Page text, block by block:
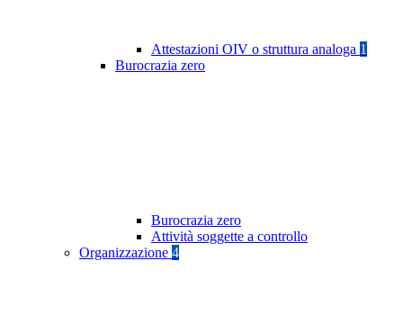
Attestazioni OIV o struttura analoga 1
Burocrazia zero
Burocrazia zero
Attività soggette a controllo
Organizzazione 4